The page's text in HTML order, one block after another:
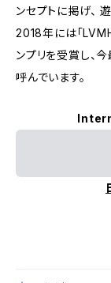
ンセプトに掲げ、
2018年には「
ンプリを受賞し、
呼んでいます。